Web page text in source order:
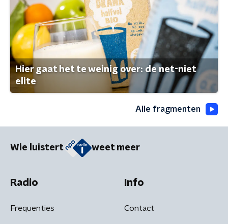
Hier gaat het te weinig over: de net-niet
elite
Alle fragmenten
Wie luistert weet meer
Radio
Frequenties
Info
Contact